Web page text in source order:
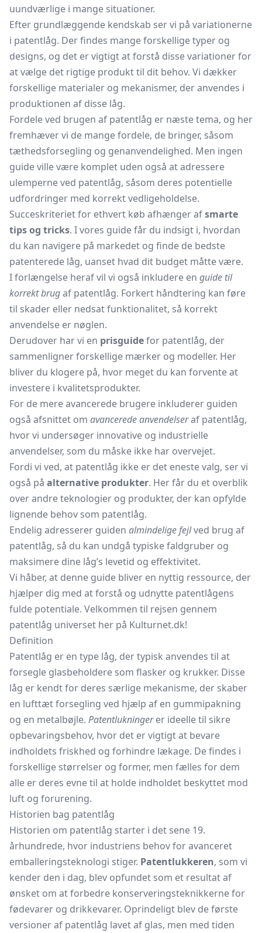
uundværlige i mange situationer.
Efter grundlæggende kendskab ser vi på variationerne
i patentlåg. Der findes mange forskellige typer og
designs, og det er vigtigt at forstå disse variationer for
at vælge det rigtige produkt til dit behov. Vi dækker
forskellige materialer og mekanismer, der anvendes i
produktionen af disse låg.
Fordele ved brugen af patentlåg er næste tema, og her
fremhæver vi de mange fordele, de bringer, såsom
tæthedsforsegling og genanvendelighed. Men ingen
guide ville være komplet uden også at adressere
ulemperne ved patentlåg, såsom deres potentielle
udfordringer med korrekt vedligeholdelse.
Succeskriteriet for ethvert køb afhænger afsmarte
tips og tricks. I vores guide får du indsigt i, hvordan
du kan navigere på markedet og finde de bedste
patenterede låg, uanset hvad dit budget måtte være.
I forlængelse heraf vil vi også inkludere en guide til
korrekt brugaf patentlåg. Forkert håndtering kan føre
til skader eller nedsat funktionalitet, så korrekt
anvendelse er nøglen.
Derudover har vi en prisguidefor patentlåg, der
sammenligner forskellige mærker og modeller. Her
bliver du klogere på, hvor meget du kan forvente at
investere i kvalitetsprodukter.
For de mere avancerede brugere inkluderer guiden
også afsnittet om avancerede anvendelseraf patentlåg,
hvor vi undersøger innovative og industrielle
anvendelser, som du måske ikke har overvejet.
Fordi vi ved, at patentlåg ikke er det eneste valg, ser vi
også på alternative produkter. Her får du et overblik
over andre teknologier og produkter, der kan opfylde
lignende behov som patentlåg.
Endelig adresserer guiden almindelige fejlved brug af
patentlåg, så du kan undgå typiske faldgruber og
maksimere dine låg’s levetid og effektivitet.
Vi håber, at denne guide bliver en nyttig ressource, der
hjælper dig med at forstå og udnytte patentlågens
fulde potentiale. Velkommen til rejsen gennem
patentlåg universet her på Kulturnet.dk!
Definition
Patentlåg er en type låg, der typisk anvendes til at
forsegle glasbeholdere som flasker og krukker. Disse
låg er kendt for deres særlige mekanisme, der skaber
en lufttæt forsegling ved hjælp af en gummipakning
og en metalbøjle. Patentlukningerer ideelle til sikre
opbevaringsbehov, hvor det er vigtigt at bevare
indholdets friskhed og forhindre lækage. De findes i
forskellige størrelser og former, men fælles for dem
alle er deres evne til at holde indholdet beskyttet mod
luft og forurening.
Historien bag patentlåg
Historien om patentlåg starter i det sene 19.
århundrede, hvor industriens behov for avanceret
emballeringsteknologi stiger. Patentlukkeren, som vi
kender den i dag, blev opfundet som et resultat af
ønsket om at forbedre konserveringsteknikkerne for
fødevarer og drikkevarer. Oprindeligt blev de første
versioner af patentlåg lavet af glas, men med tiden